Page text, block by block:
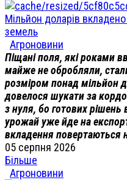
Мільйон доларів
земель
Агроновини
Піщані поля, які роками
майже не обробляли,
розміром понад мільйон
довелося шукати за
з нуля, бо готових рішень
урожай уже йде на
вкладення повертаються
05 серпня 2026
Більше
Агроновини